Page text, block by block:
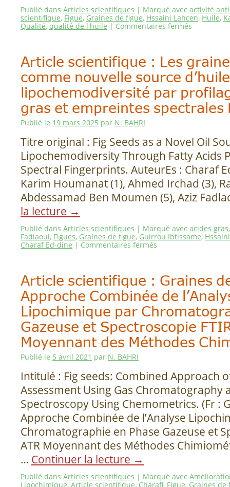
Publié dans Articles scientifiques | Marqué avec activité
scientifique, Figue, Graines de figue, Hssaini Lahcen, Huile,
Qualité, qualité de l'huile | Commentaires fermés
Article scientifique : Les
comme nouvelle source
lipochemodiversité par
gras et empreintes spectrales
Publié le 19 mars 2025 par N. BAHRI
Titre original : Fig Seeds as a Novel Oil
Lipochemodiversity Through Fatty Acids
Spectral Fingerprints. AuteurEs : Charaf
Karim Houmanat (1), Ahmed Irchad (3),
Abdessamad Ben Moumen (5), Aziz
la lecture →
Publié dans Articles scientifiques | Marqué avec acides gras
Fadlaoui, Figues, Graines de figue, Guirrou Ibtissame,
Charaf Ed-dine | Commentaires fermés
Article scientifique : Graines
Approche Combinée de
Lipochimique par
Gazeuse et Spectroscopie
Moyennant des Méthodes
Publié le 5 avril 2021 par N. BAHRI
Intitulé : Fig seeds: Combined Approach
Assessment Using Gas Chromatography
Spectroscopy Using Chemometrics. (Fr :
Approche Combinée de l’Analyse
Chromatographie en Phase Gazeuse et
ATR Moyennant des Méthodes
… Continuer la lecture →
Publié dans Articles scientifiques | Marqué avec
Lipochimique, Article scientifique, Charafi, Figue, Graines de